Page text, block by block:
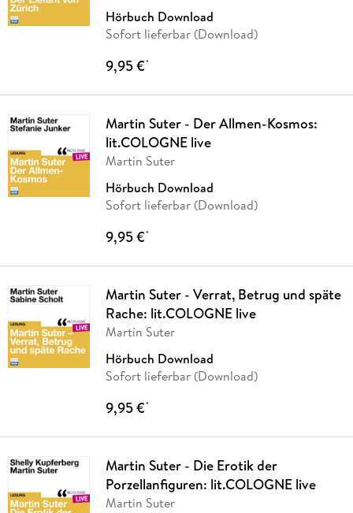
Hörbuch Download
Sofort lieferbar (Download)
9,95 €*
Martin Suter - Der Allmen-Kosmos:
lit.COLOGNE live
Martin Suter
Hörbuch Download
Sofort lieferbar (Download)
9,95 €*
Martin Suter - Verrat, Betrug und späte
Rache: lit.COLOGNE live
Martin Suter
Hörbuch Download
Sofort lieferbar (Download)
9,95 €*
Martin Suter - Die Erotik der
Porzellanfiguren: lit.COLOGNE live
Martin Suter